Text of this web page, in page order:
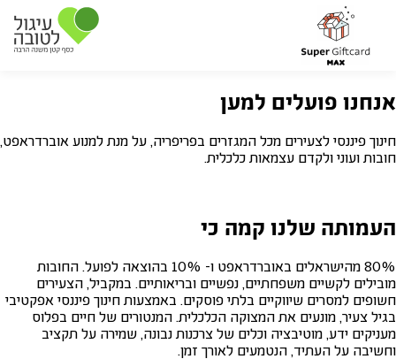
אנחנו פועלים למען
חינוך פיננסי לצעירים מכל המגזרים בפריפריה, על מנת למנוע אוברדראפט,
חובות ועוני ולקדם עצמאות כלכלית.
העמותה שלנו קמה כי
80% מהישראלים באוברדראפט ו- 10% בהוצאה לפועל. החובות
מובילים לקשיים משפחתיים, נפשיים ובריאותיים. במקביל, הצעירים
חשופים למסרים שיווקיים בלתי פוסקים. באמצעות חינוך פיננסי אפקטיבי
בגיל צעיר, מונעים את המצוקה הכלכלית. המנטורים של חיים בפלוס
מעניקים ידע, מוטיבציה וכלים של צרכנות נבונה, שמירה על תקציב
וחשיבה על העתיד, הנטמעים לאורך זמן.